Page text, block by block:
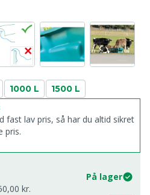
1000 L 1500 L
fast lav pris, så har du altid sikret
pris.
På lager
kr.